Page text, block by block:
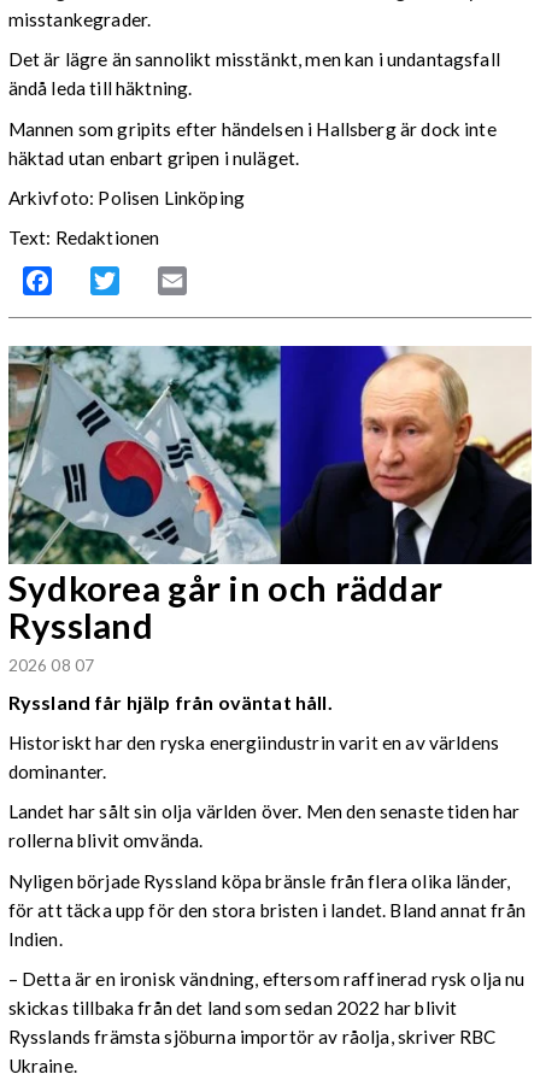
misstankegrader.
Det är lägre än sannolikt misstänkt, men kan i undantagsfall
ändå leda till häktning.
Mannen som gripits efter händelsen i Hallsberg är dock inte
häktad utan enbart gripen i nuläget.
Arkivfoto: Polisen Linköping
Text: Redaktionen
Facebook Twitter
Sydkorea går in och räddar
Ryssland
2026 08 07
Ryssland får hjälp från oväntat håll.
Historiskt har den ryska energiindustrin varit en av världens
dominanter.
Landet har sålt sin olja världen över. Men den senaste tiden har
rollerna blivit omvända.
Nyligen började Ryssland köpa bränsle från flera olika länder,
för att täcka upp för den stora bristen i landet. Bland annat från
Indien.
– Detta är en ironisk vändning, eftersom raffinerad rysk olja nu
skickas tillbaka från det land som sedan 2022 har blivit
Rysslands främsta sjöburna importör av råolja, skriver RBC
Ukraine.